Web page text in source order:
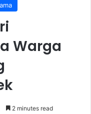
Warga
2 minutes read